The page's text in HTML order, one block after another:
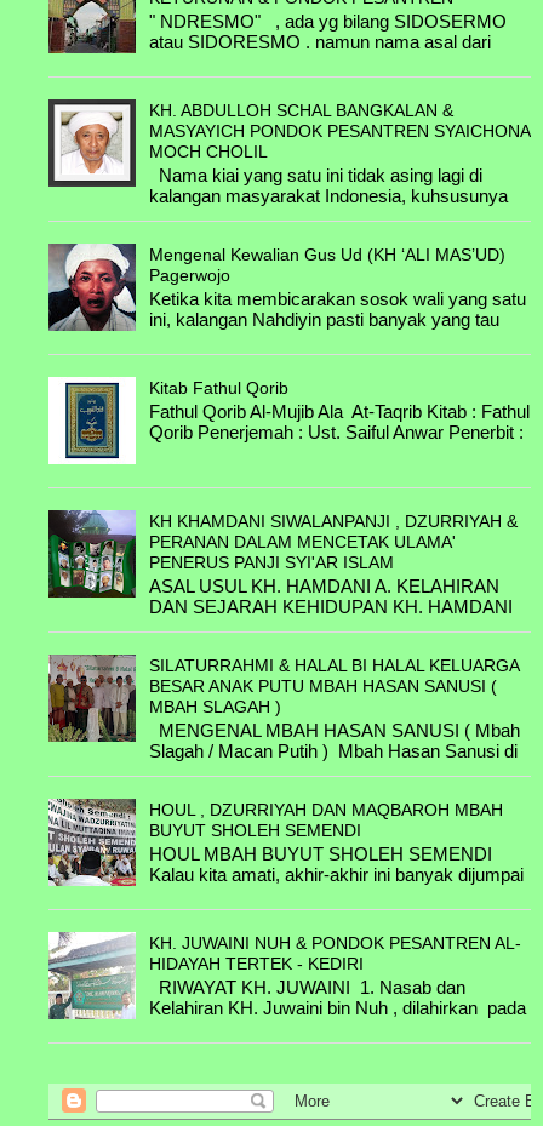
A.5.4.G. Syarifah Fatimatuz Zahro bin
Ahmad Hafidzuddin & Ali Subro bin
Ahmad Kholil
............ & ..............
KH. Abdul Wachid bin KH. Abbas &
Zainab
Abbas & KH Farchan bin Bakri
KH. Abdul Mujib bin KH. Abbas & Nyai
Hj Mudawamah
B.4.2.A. Nyai Marfu'ah binti Abdulloh
B.4.3.A. Mutsmiroh binti Abdul Karim &
Kyai Syafi'i
B.4.3.B. Chabibah binti Abdul Karim &
H. Zain
B.4.3.C. Arbiyah binti Abdul Karim &
Kaspal
B.4.3.D. Mutmainnah binti Abdul Karim
B.4.3.E. Chalimah binti Abdul Karim &
Mustahal
B.5.1.A. H. Achmad bin Kyai Nur & ....
B.5.2.A. Nyai Maryam & ....
B.8.1.A. Zuhrrotul Al-Muthi'ah binti KH
Ahmad & H. Abdus Syakur Ibrohim bin
B.8.1.B. KH Muhammad Zuhdi bin KH
Ahmad & Hj. Muflichah binti H. Abdul
Ghofar.
B.8.1.C. KH. Khilmi binti KH Ahmad &
Nyai Hj Luthfiah binti KH. M Utsman Al-
Ishaqy / Belum
......& ....
......& ....
......& ....
" NDRESMO" , ada yg bilang SIDOSERMO
atau SIDORESMO . namun nama asal dari
Perkampungan yang terl...
KH. ABDULLOH SCHAL BANGKALAN &
MASYAYICH PONDOK PESANTREN SYAICHONA
MOCH CHOLIL
Nama kiai yang satu ini tidak asing lagi di
kalangan masyarakat Indonesia, kuhsusunya
Madura. Selain sebagai salah satu cucu
Mengenal Kewalian Gus Ud (KH ‘ALI MAS’UD)
Pagerwojo
Ketika kita membicarakan sosok wali yang satu
ini, kalangan Nahdiyin pasti banyak yang tau
seora...
Kitab Fathul Qorib
Fathul Qorib Al-Mujib Ala At-Taqrib Kitab : Fathul
Qorib Penerjemah : Ust. Saiful Anwar Penerbit :
KH KHAMDANI SIWALANPANJI , DZURRIYAH &
PERANAN DALAM MENCETAK ULAMA'
PENERUS PANJI SYI'AR ISLAM
ASAL USUL KH. HAMDANI A. KELAHIRAN
DAN SEJARAH KEHIDUPAN KH. HAMDANI
Hamdani lahir tahun 1720 M di Pasuruan, (
SILATURRAHMI & HALAL BI HALAL KELUARGA
BESAR ANAK PUTU MBAH HASAN SANUSI (
MBAH SLAGAH )
MENGENAL MBAH HASAN SANUSI ( Mbah
Slagah / Macan Putih ) Mbah Hasan Sanusi di
lahirkan di Keboncandi - Kecamatan Gondang
HOUL , DZURRIYAH DAN MAQBAROH MBAH
BUYUT SHOLEH SEMENDI
HOUL MBAH BUYUT SHOLEH SEMENDI
Kalau kita amati, akhir-akhir ini banyak dijumpai
Puasa Ramadh...
KH. JUWAINI NUH & PONDOK PESANTREN AL-
HIDAYAH TERTEK - KEDIRI
RIWAYAT KH. JUWAINI 1. Nasab dan
Kelahiran KH. Juwaini bin Nuh , dilahirkan pada
Beliau i...